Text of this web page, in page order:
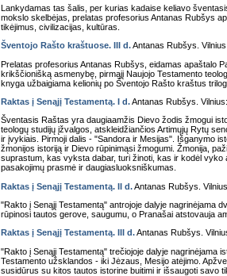
Lankydamas tas šalis, per kurias kadaise keliavo
mokslo skelbėjas, prelatas profesorius Antanas Rubšys
tikėjimus, civilizacijas, kultūras.
Šventojo Rašto kraštuose. III d.Antanas Rubšys.
Prelatas profesorius Antanas Rubšys, eidamas apaštalo
krikščionišką asmenybę, pirmąjį Naujojo Testamento
knyga užbaigiama kelionių po Šventojo Rašto kraštus
Raktas į Senąjį Testamentą. I d.Antanas Rubšys.
Šventasis Raštas yra daugiaamžis Dievo žodis žmogui
teologų studijų įžvalgos, atskleidžiančios Artimųjų Rytų
ir įvykiais. Pirmoji dalis - "Sandora ir Mesijas". Išganymo
žmonijos istoriją ir Dievo rūpinimąsi žmogumi. Žmonija,
suprastum, kas vyksta dabar, turi žinoti, kas ir kodėl
pasakojimų prasmė ir daugiasluoksniškumas.
Raktas į Senąjį Testamentą. II d.Antanas Rubšys.
"Rakto į Senąjį Testamentą" antrojoje dalyje nagrinėjama
rūpinosi tautos gerove, saugumu, o Pranašai atstovauja
Raktas į Senąjį Testamentą. III d.Antanas Rubšys.
"Rakto į Senąjį Testamentą" trečiojoje dalyje nagrinėjama
Testamento užsklandos - iki Jėzaus, Mesijo atėjimo.
susidūrus su kitos tautos istorine buitimi ir išsaugoti savo